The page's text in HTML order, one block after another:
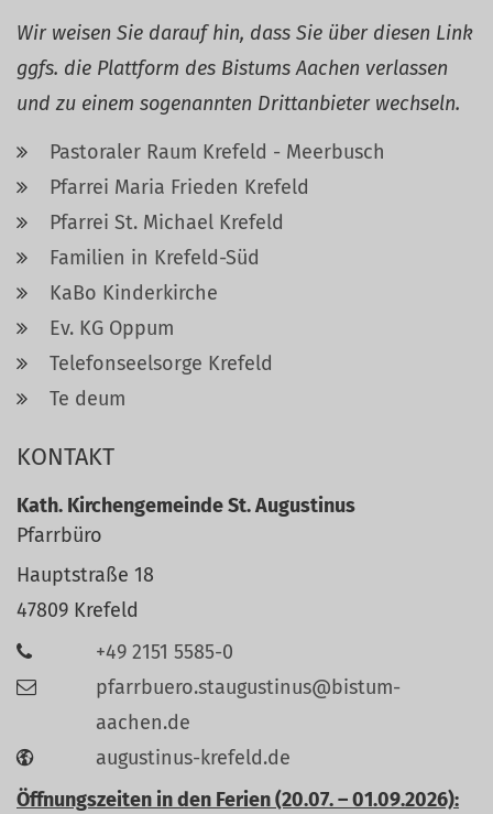
Wir weisen Sie darauf hin, dass Sie über diesen Link
ggfs. die Plattform des Bistums Aachen verlassen
und zu einem sogenannten Drittanbieter wechseln.
Pastoraler Raum Krefeld - Meerbusch
Pfarrei Maria Frieden Krefeld
Pfarrei St. Michael Krefeld
Familien in Krefeld-Süd
KaBo Kinderkirche
Ev. KG Oppum
Telefonseelsorge Krefeld
Te deum
KONTAKT
Kath. Kirchengemeinde St. Augustinus
Pfarrbüro
Hauptstraße 18
47809 Krefeld
+49 2151 5585-0
pfarrbuero.staugustinus@bistum-
aachen.de
augustinus-krefeld.de
Öffnungszeiten in den Ferien (20.07. – 01.09.2026):